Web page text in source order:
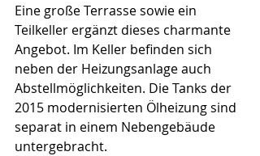
Eine große Terrasse sowie ein
Teilkeller ergänzt dieses charmante
Angebot. Im Keller befinden sich
neben der Heizungsanlage auch
Abstellmöglichkeiten. Die Tanks der
2015 modernisierten Ölheizung sind
separat in einem Nebengebäude
untergebracht.